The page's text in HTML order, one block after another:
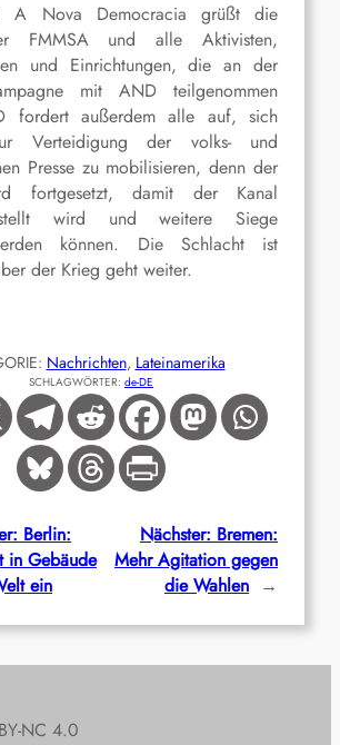
A Nova Democracia grüßt die
FMMSA und alle Aktivisten,
und Einrichtungen, die an der
mit AND teilgenommen
fordert außerdem alle auf, sich
Verteidigung der volks- und
Presse zu mobilisieren, denn der
fortgesetzt, damit der Kanal
wird und weitere Siege
können. Die Schlacht ist
der Krieg geht weiter.
Nachrichten, Lateinamerika
SCHLAGWÖRTER: de-DE
Berlin:
in Gebäude
ein
Nächster: Bremen:
Mehr Agitation gegen
die Wahlen →
NC 4.0